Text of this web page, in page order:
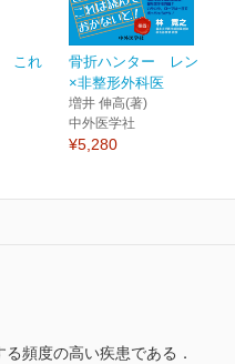
これ
骨折ハンター レントゲン
×非整形外科医
増井 伸高(著)
中外医学社
¥5,280
頻度の高い疾患である．